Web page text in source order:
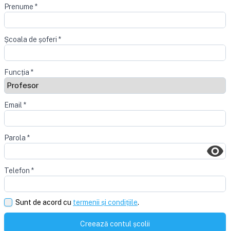
Prenume *
Școala de șoferi *
Funcția *
Email *
Parola *
Telefon *
Sunt de acord cu termenii și condițiile.
Creează contul școlii